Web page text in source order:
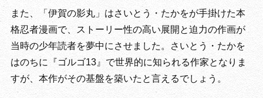
また、「伊賀の影丸」はさいとう・たかをが手掛けた本
格忍者漫画で、ストーリー性の高い展開と迫力の作画が
当時の少年読者を夢中にさせました。さいとう・たかを
はのちに『ゴルゴ13』で世界的に知られる作家となりま
すが、本作がその基盤を築いたと言えるでしょう。